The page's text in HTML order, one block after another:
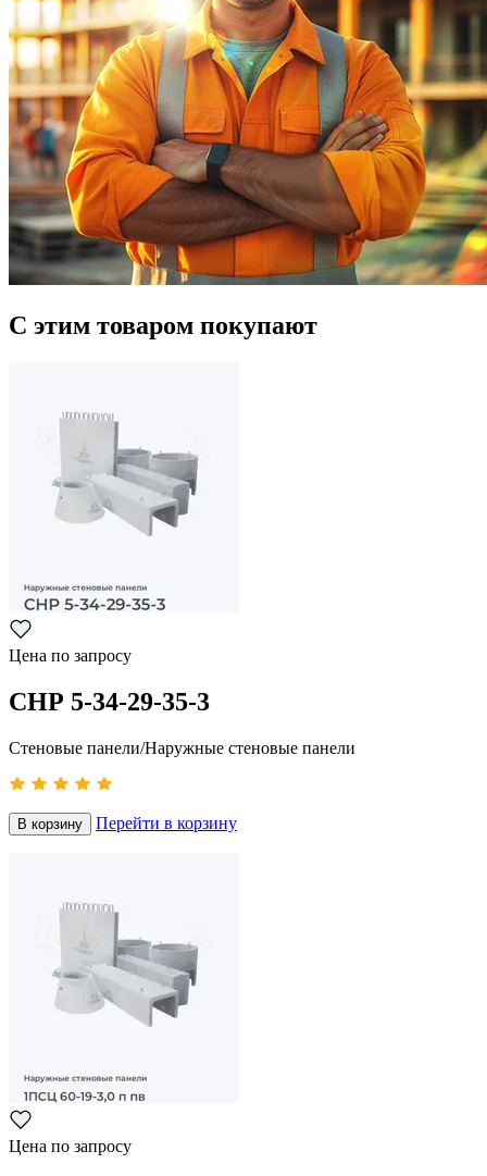
С этим товаром покупают
Цена по запросу
СНР 5-34-29-35-3
Стеновые панели/Наружные стеновые панели
В корзину Перейти в корзину
Цена по запросу